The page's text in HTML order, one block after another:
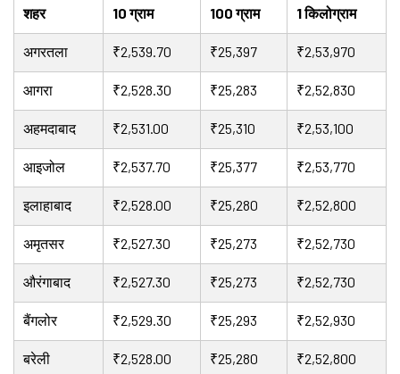
शहर 10 ग्राम 100 ग्राम 1 किलोग्राम
अगरतला ₹2,539.70 ₹25,397 ₹2,53,970
आगरा ₹2,528.30 ₹25,283 ₹2,52,830
अहमदाबाद ₹2,531.00 ₹25,310 ₹2,53,100
आइजोल ₹2,537.70 ₹25,377 ₹2,53,770
इलाहाबाद ₹2,528.00 ₹25,280 ₹2,52,800
अमृतसर ₹2,527.30 ₹25,273 ₹2,52,730
औरंगाबाद ₹2,527.30 ₹25,273 ₹2,52,730
बैंगलोर ₹2,529.30 ₹25,293 ₹2,52,930
बरेली ₹2,528.00 ₹25,280 ₹2,52,800